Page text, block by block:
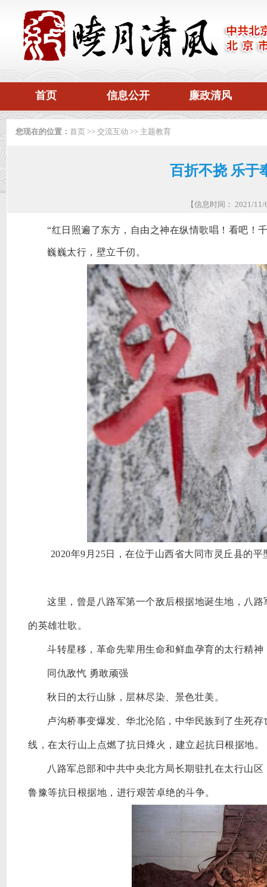
首页 信息公开 廉政清风
您现在的位置： 首页 >> 交流互动 >> 主题教育
百折不挠 乐
【信息时间： 2021/
“红日照遍了东方，自由之神在纵情歌唱！看吧
巍巍太行，壁立千仞。
2020年9月25日，在位于山西省大同市灵丘县的
这里，曾是八路军第一个敌后根据地诞生地，八
的英雄壮歌。
斗转星移，革命先辈用生命和鲜血孕育的太行精
同仇敌忾 勇敢顽强
秋日的太行山脉，层林尽染、景色壮美。
卢沟桥事变爆发、华北沦陷，中华民族到了生死
线，在太行山上点燃了抗日烽火，建立起抗日根据地。
八路军总部和中共中央北方局长期驻扎在太行山
鲁豫等抗日根据地，进行艰苦卓绝的斗争。